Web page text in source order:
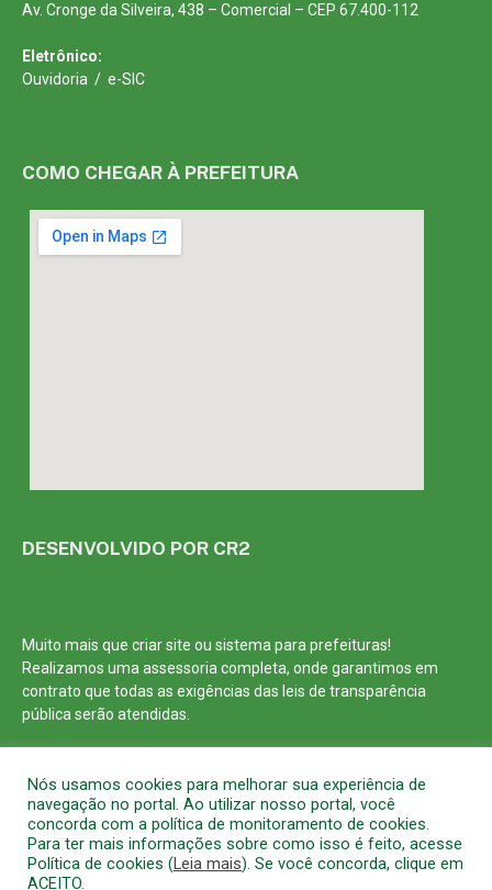
Av. Cronge da Silveira, 438 – Comercial – CEP 67.400-112
Eletrônico:
Ouvidoria / e-SIC
COMO CHEGAR À PREFEITURA
DESENVOLVIDO POR CR2
Muito mais que criar site ou sistema para prefeituras!
Realizamos uma assessoria completa, onde garantimos em
contrato que todas as exigências das leis de transparência
pública serão atendidas.
Todos os direitos reservados a Prefeitura Municipal de Barcarena
Nós usamos cookies para melhorar sua experiência de
navegação no portal. Ao utilizar nosso portal, você
concorda com a política de monitoramento de cookies.
Para ter mais informações sobre como isso é feito, acesse
Política de cookies (Leia mais). Se você concorda, clique em
ACEITO.